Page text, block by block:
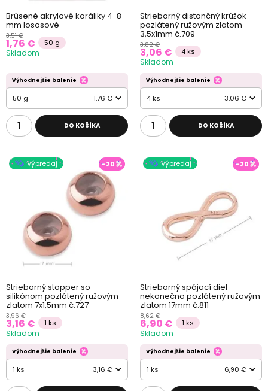
Brúsené akrylové koráliky 4-8
mm lososové
3,51 €
1,76 € 50 g
Skladom
Výhodnejšie balenie
50 g 1,76 €
DO KOŠÍKA
Strieborný distančný krúžok
pozlátený ružovým zlatom
3,5x1mm č.709
3,82 €
3,06 € 4 ks
Skladom
Výhodnejšie balenie
4 ks 3,06 €
DO KOŠÍKA
Výpredaj -20
Strieborný stopper so
silikónom pozlátený ružovým
zlatom 7x1,5mm č.727
3,96 €
3,16 € 1 ks
Skladom
Výhodnejšie balenie
1 ks 3,16 €
Výpredaj -20
Strieborný spájací diel
nekonečno pozlátený ružovým
zlatom 17mm č.811
8,62 €
6,90 € 1 ks
Skladom
Výhodnejšie balenie
1 ks 6,90 €